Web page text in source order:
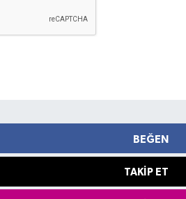
BEĞEN
TAKIP ET